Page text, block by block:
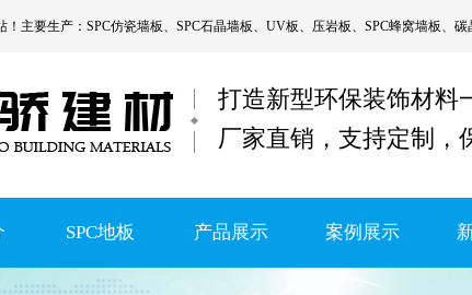
！主要生产： SPC仿瓷墙板、 SPC石晶墙板、 UV板、 压岩板、 SPC蜂窝墙板、 碳
打造新型环保装饰材料
厂家直销，支持定制，
SPC地板 产品展示 案例展示